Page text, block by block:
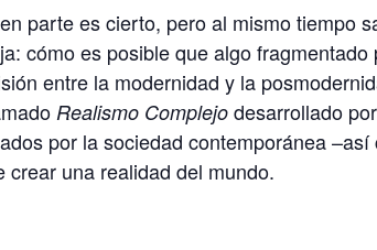
parte es cierto, pero al mismo tiempo
cómo es posible que algo
entre la modernidad y la
Realismo Complejo desarrollado
por la sociedad contemporánea
una realidad del mundo.